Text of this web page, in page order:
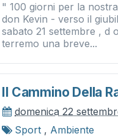
" 100 giorni per la
don Kevin - verso il
sabato 21 settembre , d
terremo una breve...
Il Cammino Della
domenica 22
Sport , Ambiente